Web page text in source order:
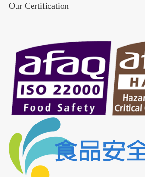
Our Certification